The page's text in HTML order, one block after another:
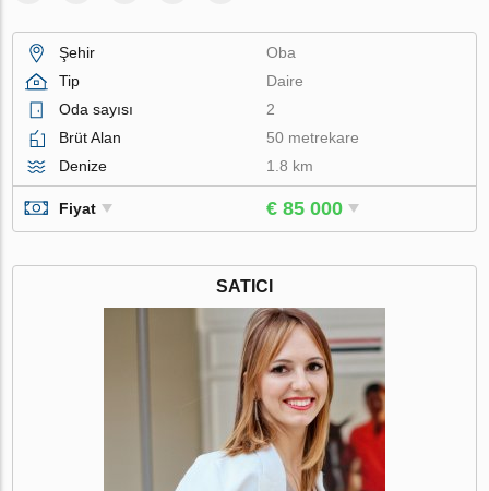
Şehir
Oba
Tip
Daire
Oda sayısı
2
Brüt Alan
50 metrekare
Denize
1.8 km
Fiyat € 85 000
SATICI